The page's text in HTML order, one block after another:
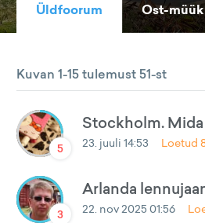
Üldfoorum Ost-müük
Kuvan 1-15 tulemust 51-st
5
Stockholm.
23. juuli 14:53 Loetud
3
Arlanda
22. nov 2025 01:56